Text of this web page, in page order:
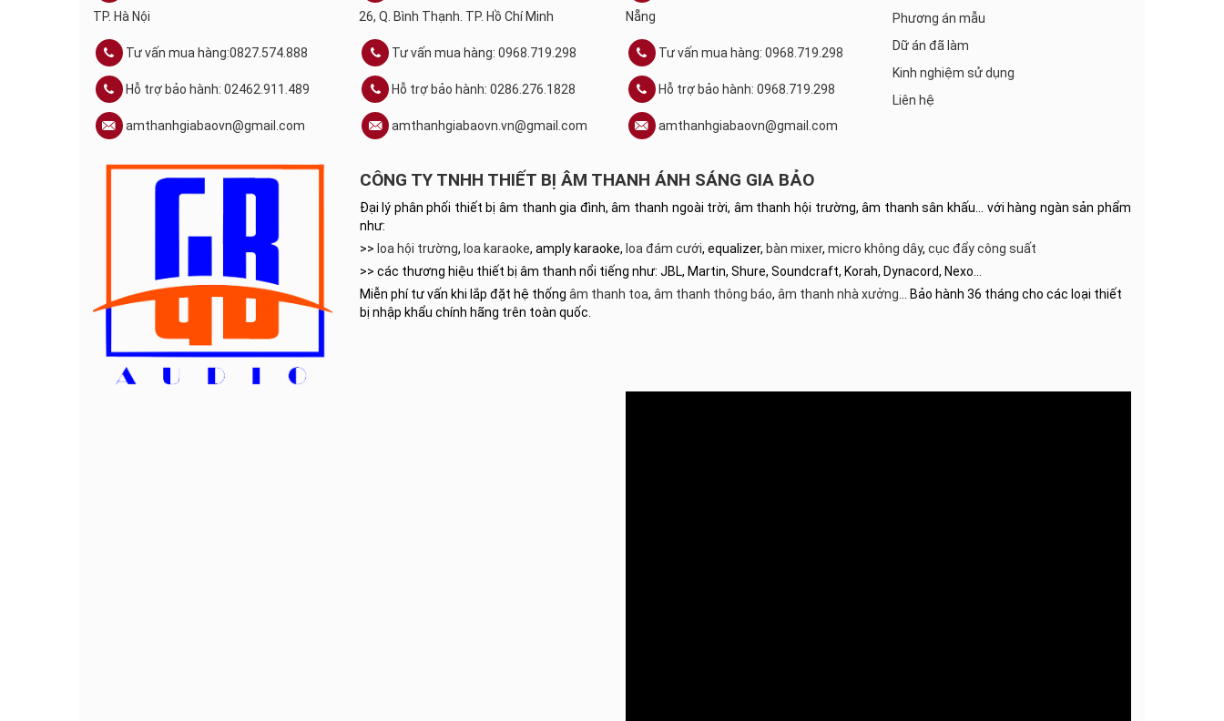
TP. Hà Nội
Tư vấn mua hàng:0827.574.888
Hỗ trợ bảo hành: 02462.911.489
amthanhgiabaovn@gmail.com
26, Q. Bình Thạnh. TP. Hồ Chí Minh
Tư vấn mua hàng: 0968.719.298
Hỗ trợ bảo hành: 0286.276.1828
amthanhgiabaovn.vn@gmail.com
Nẵng
Tư vấn mua hàng: 0968.719.298
Hỗ trợ bảo hành: 0968.719.298
amthanhgiabaovn@gmail.com
Phương án mẫu
Dữ án đã làm
Kinh nghiệm sử dụng
Liên hệ
CÔNG TY TNHH THIẾT BỊ ÂM THANH ÁNH SÁNG GIA BẢO
Đại lý phân phối thiết bị âm thanh gia đình, âm thanh ngoài trời, âm thanh hội trường, âm thanh sân khấu… với hàng ngàn sản phẩm
như:
>> loa hội trường, loa karaoke, amply karaoke, loa đám cưới, equalizer, bàn mixer, micro không dây, cục đẩy công suất
>> các thương hiệu thiết bị âm thanh nổi tiếng như: JBL, Martin, Shure, Soundcraft, Korah, Dynacord, Nexo…
Miễn phí tư vấn khi lắp đặt hệ thống âm thanh toa, âm thanh thông báo, âm thanh nhà xưởng … Bảo hành 36 tháng cho các loại thiết
bị nhập khẩu chính hãng trên toàn quốc.